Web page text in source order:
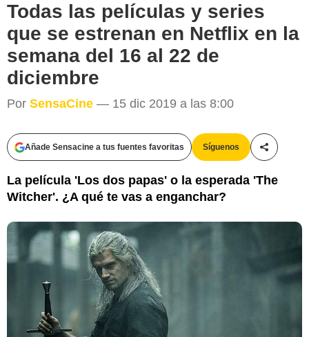
Todas las películas y series
que se estrenan en Netflix en la
semana del 16 al 22 de
diciembre
Por SensaCine — 15 dic 2019 a las 8:00
Añade Sensacine a tus fuentes favoritas Síguenos
La película 'Los dos papas' o la esperada 'The
Witcher'. ¿A qué te vas a enganchar?